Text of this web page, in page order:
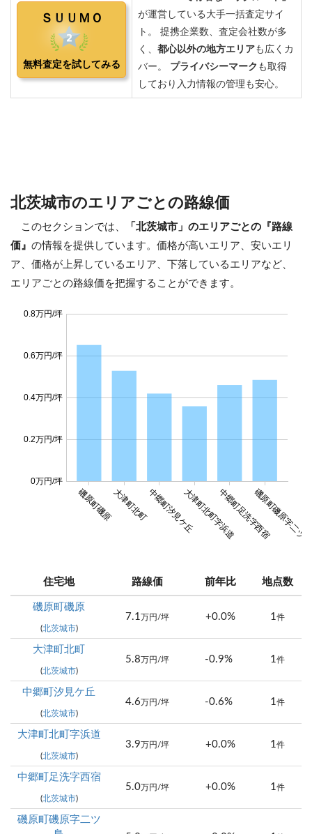
北茨城市のエリアごとの路線価
このセクションでは、
「北茨城市」のエリアごとの『路線
価』 の情報を提供しています。価格が高いエリア、安いエリ
ア、価格が上昇しているエリア、下落しているエリアなど、
エリアごとの路線価を把握することができます。
磯原町磯原大津町北町中郷町汐見ケ丘大津町北町字浜道中郷町足洗字西宿磯原町磯原字二ツ島
0万円/坪
0.2万円/坪
0.4万円/坪
0.6万円/坪
0.8万円/坪
住宅地 路線価 前年比 地点数
磯原町磯原
(北茨城市)
7.1 万円/坪 +0.0% 1 件
大津町北町
(北茨城市)
5.8万円/坪 -0.9% 1 件
中郷町汐見ケ丘
(北茨城市)
4.6万円/坪 -0.6% 1 件
大津町北町字浜道
(北茨城市)
3.9万円/坪 +0.0% 1 件
中郷町足洗字西宿
(北茨城市)
5.0万円/坪 +0.0% 1 件
磯原町磯原字二ツ